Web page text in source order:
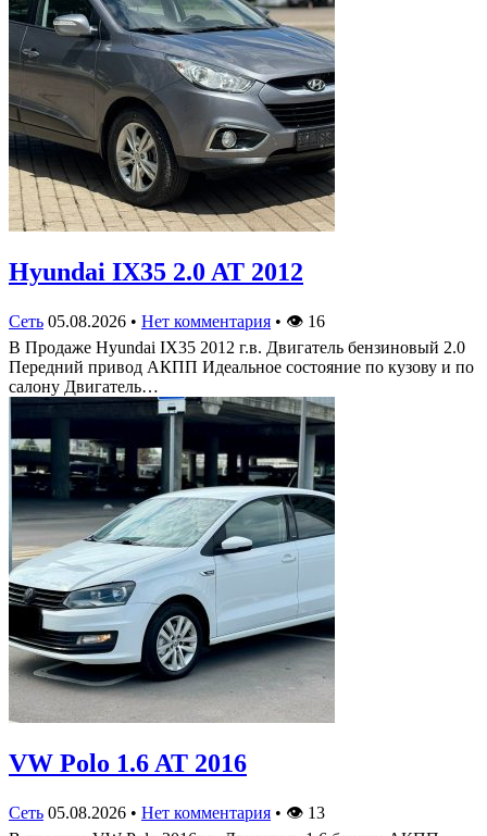
Hyundai IX35 2.0 AT 2012
Сеть 05.08.2026 • Нет комментария • 👁 16
В Продаже Hyundai IX35 2012 г.в. Двигатель бензиновый 2.0
Передний привод АКПП Идеальное состояние по кузову и по
салону Двигатель…
VW Polo 1.6 AT 2016
Сеть 05.08.2026 • Нет комментария • 👁 13